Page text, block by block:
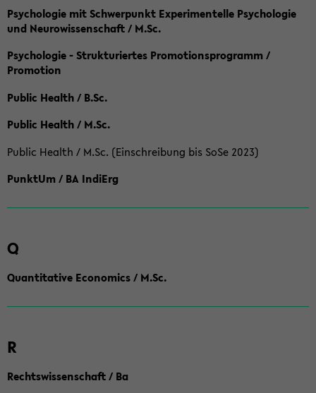
Psychologie mit Schwerpunkt Experimentelle Psychologie
und Neurowissenschaft / M.Sc.
Psychologie - Strukturiertes Promotionsprogramm /
Promotion
Public Health / B.Sc.
Public Health / M.Sc.
Public Health / M.Sc. (Einschreibung bis SoSe 2023)
PunktUm / BA IndiErg
Q
Quantitative Economics / M.Sc.
R
Rechtswissenschaft / Ba